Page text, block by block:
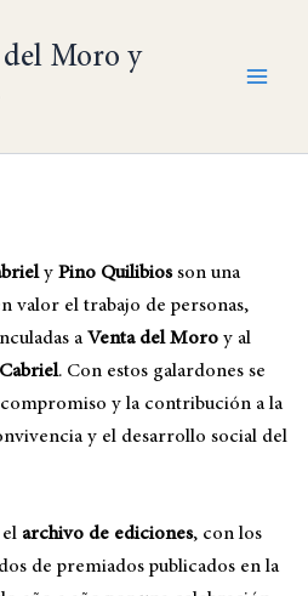
del Moro y
y Pino Quilibiosson una
valor el trabajo de personas,
a Venta del Moro y al
. Con estos galardones se
y la contribución a la
y el desarrollo social del
archivo de ediciones, con los
de premiados publicados en la